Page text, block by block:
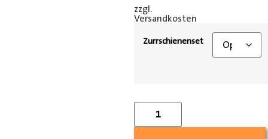
zzgl.
Versandkosten
Zurrschienenset